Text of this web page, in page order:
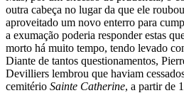
outra cabeça no lugar da que ele
aproveitado um novo enterro para
a exumação poderia responder estas
morto há muito tempo, tendo levado
Diante de tantos questionamentos,
Devilliers lembrou que haviam
cemitério Sainte Catherine, a partir de